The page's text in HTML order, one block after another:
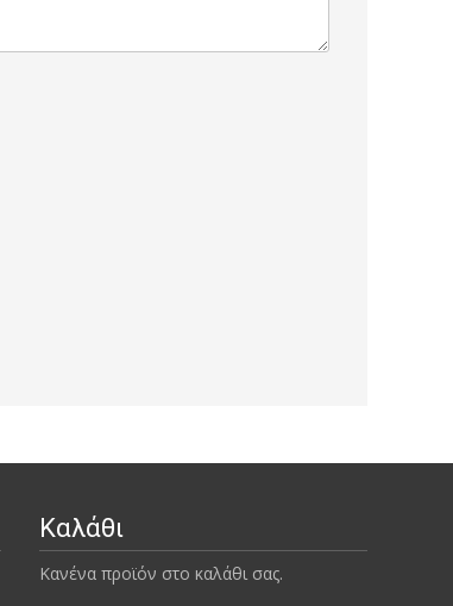
Καλάθι
Κανένα προϊόν στο καλάθι σας.